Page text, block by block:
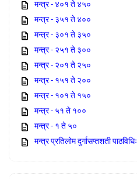
मन्त्र - ४०१ ते ४५०
मन्त्र - ३५१ ते ४००
मन्त्र - ३०१ ते ३५०
मन्त्र - २५१ ते ३००
मन्त्र - २०१ ते २५०
मन्त्र - १५१ ते २००
मन्त्र - १०१ ते १५०
मन्त्र - ५१ ते १००
मन्त्र - १ ते ५०
मन्त्र प्रतिलोम दुर्गासप्तशती पाठविधिः